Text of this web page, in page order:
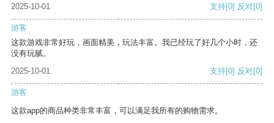
2025-10-01
支持[0] 反对[0]
游客
这款游戏非常好玩，画面精美，玩法丰富。我已经玩了好几个小时，还
没有玩腻。
2025-10-01
支持[0] 反对[0]
游客
这款app的商品种类非常丰富，可以满足我所有的购物需求。